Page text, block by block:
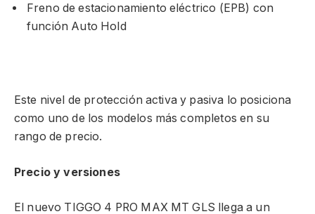
Freno de estacionamiento eléctrico (EPB) con
función Auto Hold
Este nivel de protección activa y pasiva lo posiciona
como uno de los modelos más completos en su
rango de precio.
Precio y versiones
El nuevo TIGGO 4 PRO MAX MT GLS llega a un